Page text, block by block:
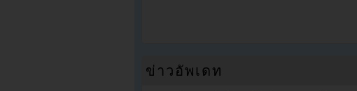
ข่าวอัพเดท